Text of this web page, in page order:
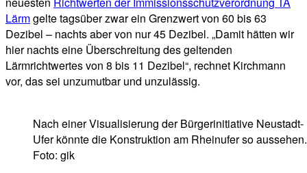
Lärmgelte tagsüber zwar ein Grenzwert von 60 bis 63
Dezibel – nachts aber von nur 45 Dezibel. „Damit hätten wir
hier nachts eine Überschreitung des geltenden
Lärmrichtwertes von 8 bis 11 Dezibel“, rechnet Kirchmann
vor, das sei unzumutbar und unzulässig.
Nach einer Visualisierung der Bürgerinitiative Neustadt-
Ufer könnte die Konstruktion am Rheinufer so
Foto: gik